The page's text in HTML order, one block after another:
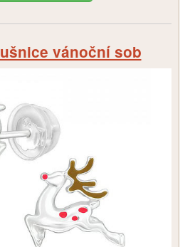
vánoční sob